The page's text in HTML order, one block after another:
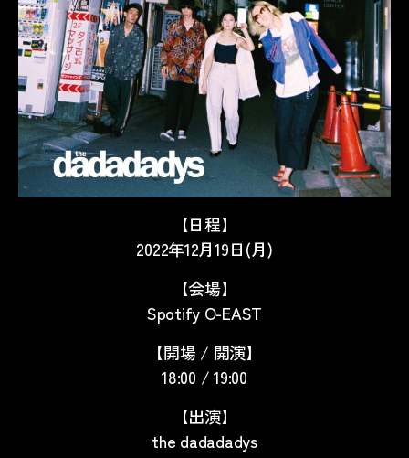
【日程】
2022年12月19日(月)
【会場】
Spotify O-EAST
【開場 / 開演】
18:00 / 19:00
【出演】
the dadadadys